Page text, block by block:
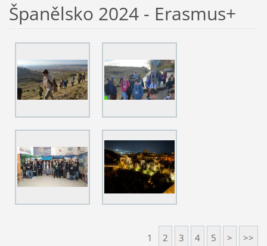
Španělsko 2024 - Erasmus+
1 2 3 4 5 > >>